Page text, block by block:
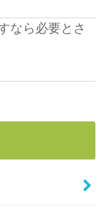
なら必要とさ